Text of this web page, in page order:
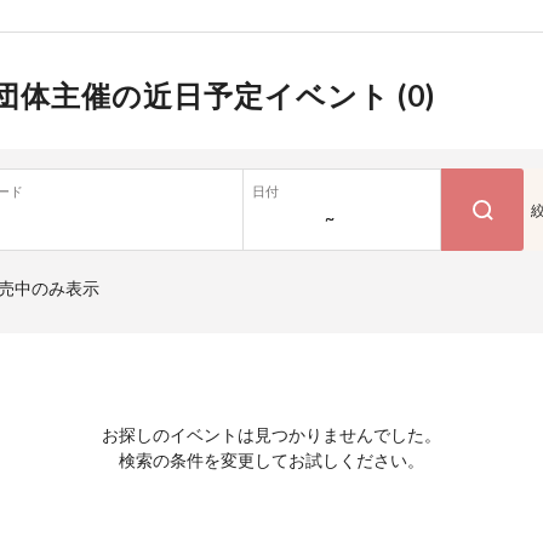
体主催の近日予定イベント (0)
ド 日付
~
中のみ表示
お探しのイベントは見つかりませんでした。
検索の条件を変更してお試しください。